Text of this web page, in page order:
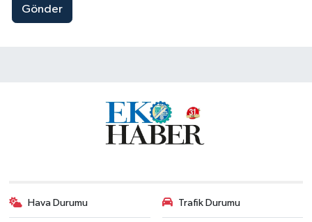
Gönder
Hava Durumu Trafik Durumu